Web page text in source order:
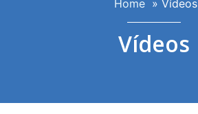
Home » Vídeos
Vídeos